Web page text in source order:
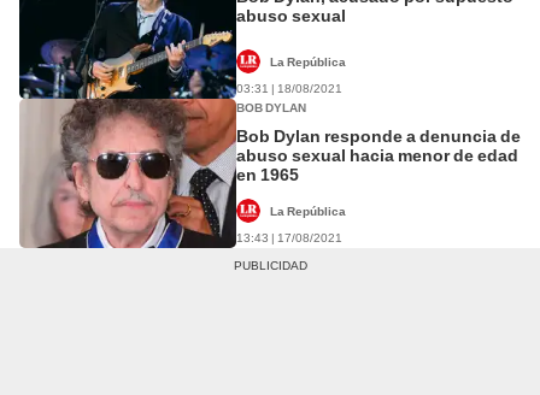
abuso sexual
La República
03:31 | 18/08/2021
BOB DYLAN
Bob Dylan responde a denuncia de
abuso sexual hacia menor de edad
en 1965
La República
13:43 | 17/08/2021